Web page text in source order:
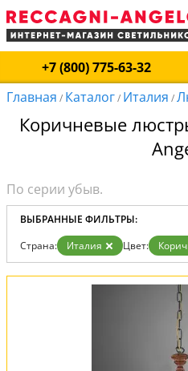
+7 (800) 775-63-32
Главная / Каталог/ Италия /
Коричневые
ВЫБРАННЫЕ ФИЛЬТРЫ:
Страна: Италия Цвет:
Вид:
Люстры